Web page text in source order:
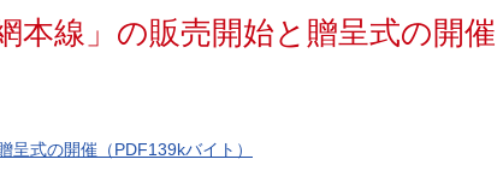
本線」の販売開始と贈呈式の開催
式の開催（PDF139kバイト）